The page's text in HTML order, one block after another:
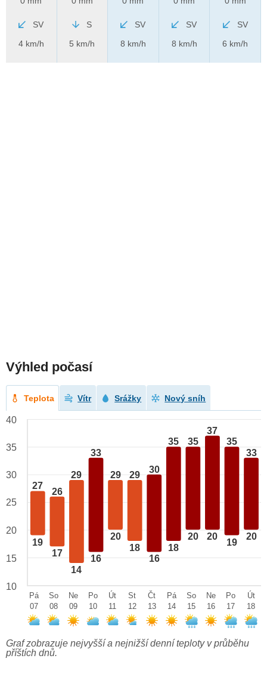
SV
4 km/h
S
5 km/h
SV
8 km/h
SV
8 km/h
SV
6 km/h
Výhled počasí
Teplota Vítr Srážky Nový sníh
27
19
26
17
29
14
33
16
29
20
29
18
30
16
35
18
35
20
37
20
35
19
33
20
40
35
30
25
20
15
10
Pá
07
So
08
Ne
09
Po
10
Út
11
St
12
Čt
13
Pá
14
So
15
Ne
16
Po
17
Út
18
Graf zobrazuje nejvyšší a nejnižší denní teploty v průběhu
příštích dnů.